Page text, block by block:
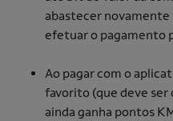
abastecer novamente
efetuar o pagamento
Ao pagar com o
favorito (que deve ser
ainda ganha pontos